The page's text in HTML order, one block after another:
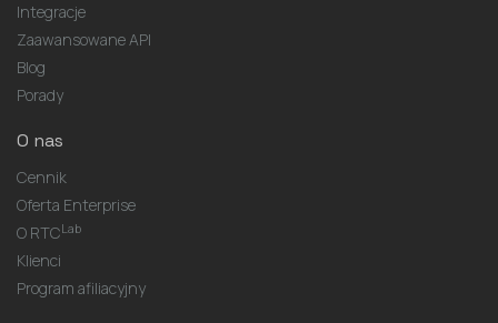
Integracje
Zaawansowane API
Blog
Porady
O nas
Cennik
Oferta Enterprise
O RTCLab
Klienci
Program afiliacyjny